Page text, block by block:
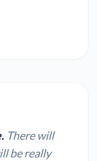
There will
be really